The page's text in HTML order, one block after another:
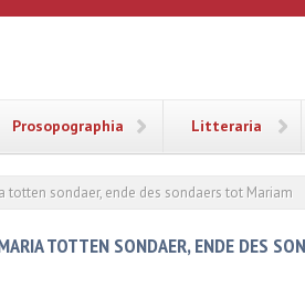
Prosopographia Litteraria
sondaer, ende des sondaers tot Mariam
TOTTEN SONDAER, ENDE DES